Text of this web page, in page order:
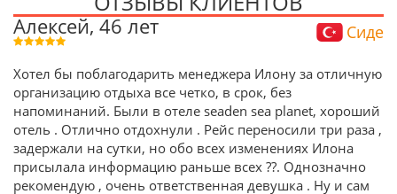
Алексей, 46 лет Сиде
Хотел бы поблагодарить менеджера Илону за отличную
организацию отдыха все четко, в срок, без
напоминаний. Были в отеле seaden sea planet, хороший
отель . Отлично отдохнули . Рейс переносили три раза ,
задержали на сутки, но обо всех изменениях Илона
присылала информацию раньше всех ??. Однозначно
рекомендую , очень ответственная девушка . Ну и сам